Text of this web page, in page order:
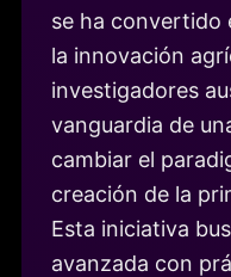
se ha convertido
la innovación
investigadores
vanguardia de
cambiar el
creación de la
Esta iniciativa
avanzada con